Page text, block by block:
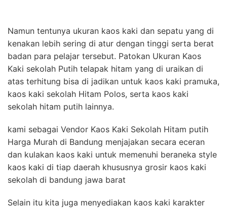
Namun tentunya ukuran kaos kaki dan sepatu yang di
kenakan lebih sering di atur dengan tinggi serta berat
badan para pelajar tersebut. Patokan Ukuran Kaos
Kaki sekolah Putih telapak hitam yang di uraikan di
atas terhitung bisa di jadikan untuk kaos kaki pramuka,
kaos kaki sekolah Hitam Polos, serta kaos kaki
sekolah hitam putih lainnya.
kami sebagai Vendor Kaos Kaki Sekolah Hitam putih
Harga Murah di Bandung menjajakan secara eceran
dan kulakan kaos kaki untuk memenuhi beraneka style
kaos kaki di tiap daerah khususnya grosir kaos kaki
sekolah di bandung jawa barat
Selain itu kita juga menyediakan kaos kaki karakter